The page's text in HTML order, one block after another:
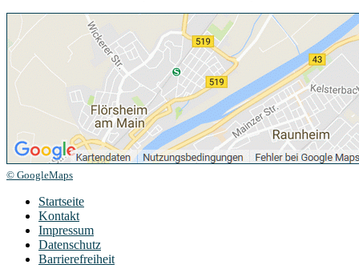
© GoogleMaps
Startseite
Kontakt
Impressum
Datenschutz
Barrierefreiheit